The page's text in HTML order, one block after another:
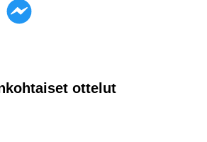
ottelut